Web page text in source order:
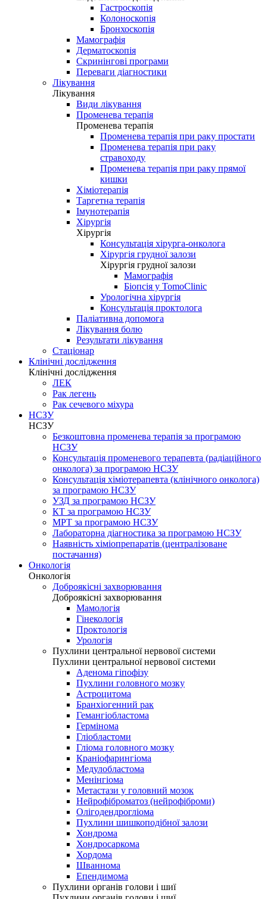
Гастроскопія
Колоноскопія
Бронхоскопія
Мамографія
Дерматоскопія
Скринінгові програми
Переваги діагностики
Лікування
Лікування
Види лікування
Променева терапія
Променева терапія
Променева терапія при раку простати
Променева терапія при раку
стравоходу
Променева терапія при раку прямої
кишки
Хіміотерапія
Таргетна терапія
Імунотерапія
Хірургія
Хірургія
Консультація хірурга-онколога
Хірургія грудної залози
Хірургія грудної залози
Мамографія
Біопсія у TomoClinic
Урологічна хірургія
Консультація проктолога
Паліативна допомога
Лікування болю
Результати лікування
Стаціонар
Клінічні дослідження
Клінічні дослідження
ЛЕК
Рак легень
Рак сечевого міхура
НСЗУ
НСЗУ
Безкоштовна променева терапія за програмою
НСЗУ
Консультація променевого терапевта (радіаційного
онколога) за програмою НСЗУ
Консультація хіміотерапевта (клінічного онколога)
за програмою НСЗУ
УЗД за програмою НСЗУ
КТ за програмою НСЗУ
МРТ за програмою НСЗУ
Лабораторна діагностика за програмою НСЗУ
Наявність хіміопрепаратів (централізоване
постачання)
Онкологія
Онкологія
Доброякісні захворювання
Доброякісні захворювання
Мамологія
Гінекологія
Проктологія
Урологія
Пухлини центральної нервової системи
Пухлини центральної нервової системи
Аденома гіпофізу
Пухлини головного мозку
Астроцитома
Бранхіогенний рак
Гемангіобластома
Гермінома
Гліобластоми
Гліома головного мозку
Краніофарингіома
Медулобластома
Менінгіома
Метастази у головний мозок
Нейрофіброматоз (нейрофіброми)
Олігодендрогліома
Пухлини шишкоподібної залози
Хондрома
Хондросаркома
Хордома
Шваннома
Епендимома
Пухлини органів голови і шиї